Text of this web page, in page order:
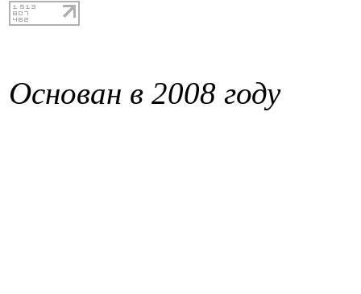
Основан в 2008 году